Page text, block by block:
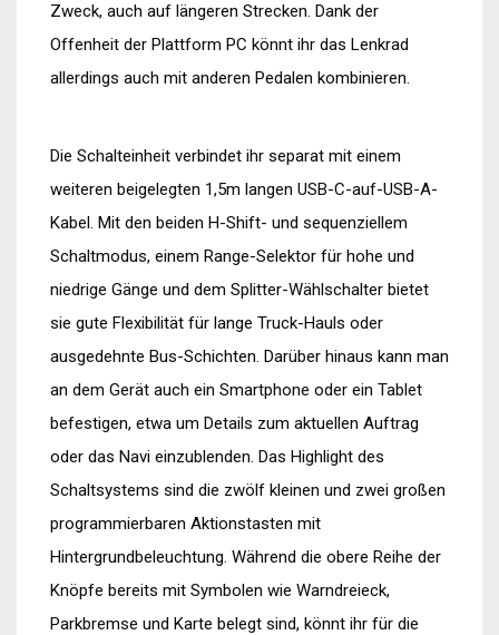
Zweck, auch auf längeren Strecken. Dank der
Offenheit der Plattform PC könnt ihr das Lenkrad
allerdings auch mit anderen Pedalen kombinieren.
Die Schalteinheit verbindet ihr separat mit einem
weiteren beigelegten 1,5m langen USB-C-auf-USB-A-
Kabel. Mit den beiden H-Shift- und sequenziellem
Schaltmodus, einem Range-Selektor für hohe und
niedrige Gänge und dem Splitter-Wählschalter bietet
sie gute Flexibilität für lange Truck-Hauls oder
ausgedehnte Bus-Schichten. Darüber hinaus kann man
an dem Gerät auch ein Smartphone oder ein Tablet
befestigen, etwa um Details zum aktuellen Auftrag
oder das Navi einzublenden. Das Highlight des
Schaltsystems sind die zwölf kleinen und zwei großen
programmierbaren Aktionstasten mit
Hintergrundbeleuchtung. Während die obere Reihe der
Knöpfe bereits mit Symbolen wie Warndreieck,
Parkbremse und Karte belegt sind, könnt ihr für die